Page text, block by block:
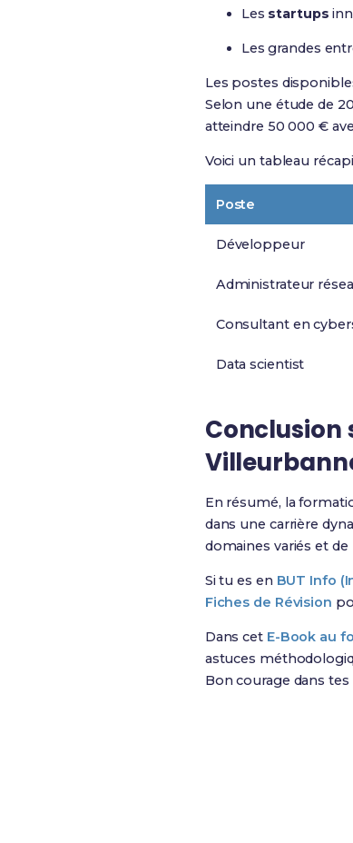
Les startups
Les grandes
Les postes
Selon une étude de
atteindre 50 000 €
Voici un tableau
Poste
Développeur
Administrateur
Consultant en
Data scientist
Conclusion
En résumé, la
dans une carrière
domaines variés et
Si tu es en BUT Info
Fiches de Révision
Dans cet E-Book au
astuces
Bon courage dans tes